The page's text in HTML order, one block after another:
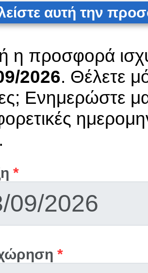
αυτή την
η προσφορά
2026. Θέλετε
Ενημερώστε
.
*
*